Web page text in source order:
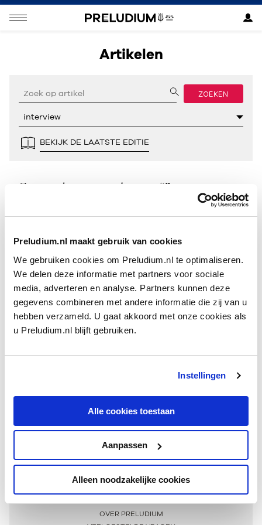
Preludium.nl maakt gebruik van cookies
We gebruiken cookies om Preludium.nl te optimaliseren.
We delen deze informatie met partners voor sociale
media, adverteren en analyse. Partners kunnen deze
gegevens combineren met andere informatie die zij van u
hebben verzameld. U gaat akkoord met onze cookies als
u Preludium.nl blijft gebruiken.
Instellingen
Alle cookies toestaan
Aanpassen
Alleen noodzakelijke cookies
Artikelen
ZOEKEN
BEKIJK DE LAATSTE EDITIE
Geen resultaten gevonden voor “”.
Meer informatie
OVER PRELUDIUM